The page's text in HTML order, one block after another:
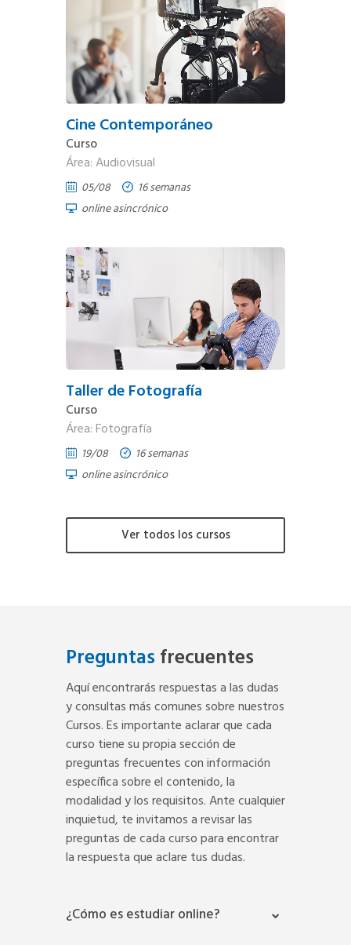
Cine Contemporáneo
Curso
Área: Audiovisual
05/08
16 semanas
online asincrónico
Taller de Fotografía
Curso
Área: Fotografía
19/08
16 semanas
online asincrónico
Ver todos los cursos
Preguntas frecuentes
Aquí encontrarás respuestas a las dudas
y consultas más comunes sobre nuestros
Cursos. Es importante aclarar que cada
curso tiene su propia sección de
preguntas frecuentes con información
específica sobre el contenido, la
modalidad y los requisitos. Ante cualquier
inquietud, te invitamos a revisar las
preguntas de cada curso para encontrar
la respuesta que aclare tus dudas.
¿Cómo es estudiar online?